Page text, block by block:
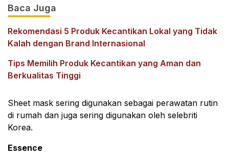
Baca Juga
Rekomendasi 5 Produk Kecantikan Lokal yang Tidak
Kalah dengan Brand Internasional
Tips Memilih Produk Kecantikan yang Aman dan
Berkualitas Tinggi
Sheet mask sering digunakan sebagai perawatan rutin
di rumah dan juga sering digunakan oleh selebriti
Korea.
Essence